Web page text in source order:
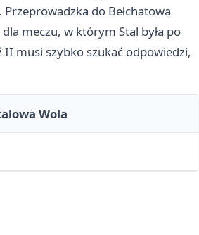
do Bełchatowa
meczu, w którym Stal była po
musi szybko szukać odpowiedzi,
Wola